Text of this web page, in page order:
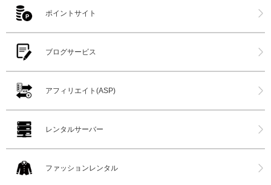
ポイントサイト
ブログサービス
アフィリエイト(ASP)
レンタルサーバー
ファッションレンタル